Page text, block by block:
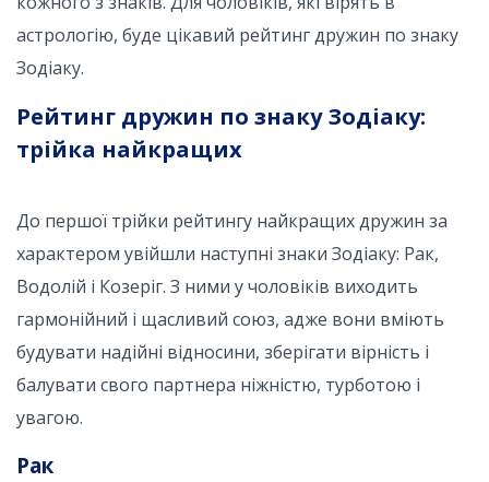
астрологію, буде цікавий рейтинг дружин по знаку
Зодіаку.
Рейтинг дружин по знаку Зодіаку:
трійка найкращих
До першої трійки рейтингу найкращих дружин за
характером увійшли наступні знаки Зодіаку: Рак,
Водолій і Козеріг. З ними у чоловіків виходить
гармонійний і щасливий союз, адже вони вміють
будувати надійні відносини, зберігати вірність і
балувати свого партнера ніжністю, турботою і
увагою.
Рак